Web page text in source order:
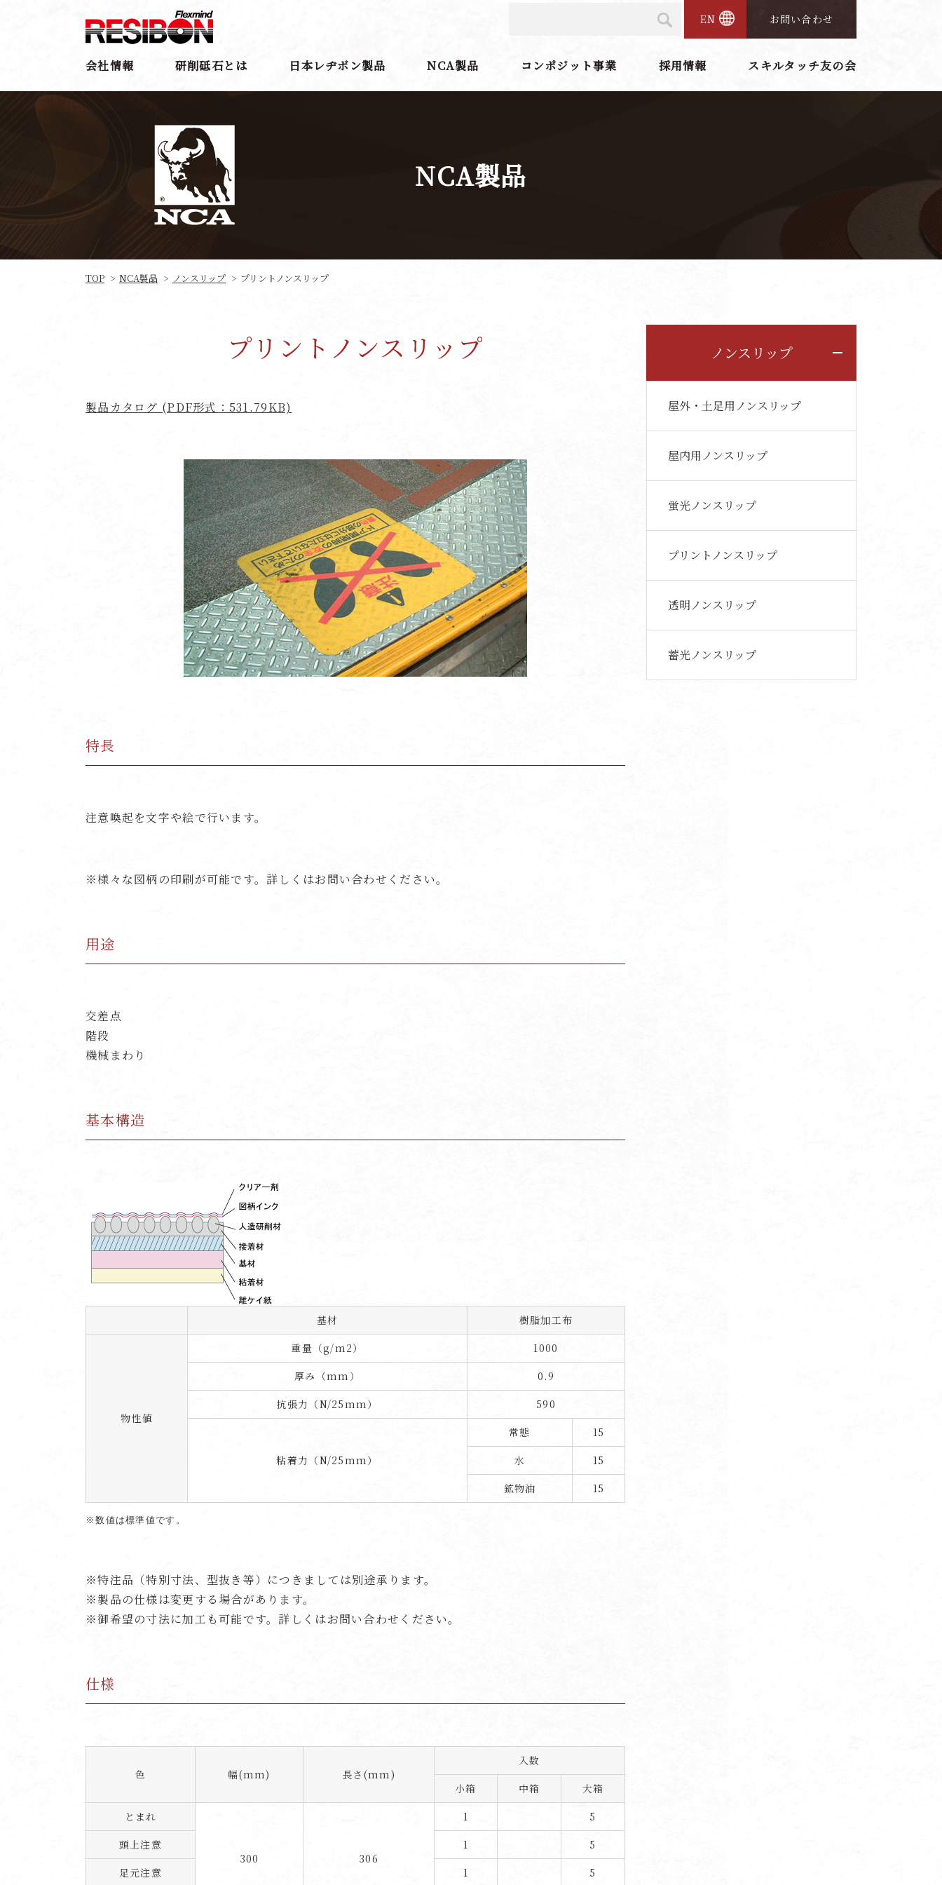
お問い合わせ
EN
会社情報 研削砥石とは 日本レヂボン製品 NCA製品 コンポジット事業 採用情報 スキルタッチ友の会
NCA製品
TOP NCA製品 ノンスリップ プリントノンスリップ
プリントノンスリップ
製品カタログ (PDF形式：531.79KB)
特長
注意喚起を文字や絵で行います。
※様々な図柄の印刷が可能です。詳しくはお問い合わせください。
用途
交差点
階段
機械まわり
基本構造
基材 樹脂加工布
物性値
重量（g/m2）
1000
厚み（mm）
0.9
抗張力（N/25mm）
590
粘着力（N/25mm）
常態
15
水
15
鉱物油
15
※数値は標準値です。
※特注品（特別寸法、型抜き等）につきましては別途承ります。
※製品の仕様は変更する場合があります。
※御希望の寸法に加工も可能です。詳しくはお問い合わせください。
仕様
色 幅(mm) 長さ(mm)
入数
小箱
中箱
大箱
とまれ
300 306
1
5
頭上注意
1
5
足元注意
1 5
ノンスリップ
屋外・土足用ノンスリップ
屋内用ノンスリップ
蛍光ノンスリップ
プリントノンスリップ
透明ノンスリップ
蓄光ノンスリップ